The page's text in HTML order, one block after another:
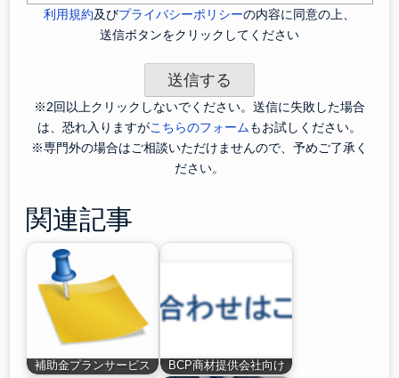
利用規約及びプライバシーポリシーの内容に同意の上、
送信ボタンをクリックしてください
※2回以上クリックしないでください。送信に失敗した場合
は、恐れ入りますがこちらのフォームもお試しください。
※専門外の場合はご相談いただけませんので、予めご了承く
ださい。
関連記事
補助金プランサービス BCP商材提供会社向け